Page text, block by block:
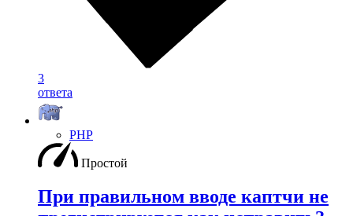
3
ответа
PHP
Простой
При правильном вводе каптчи не